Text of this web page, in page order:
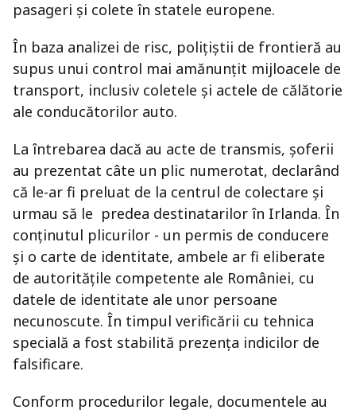
pasageri și colete în statele europene.
În baza analizei de risc, polițiștii de frontieră au
supus unui control mai amănunțit mijloacele de
transport, inclusiv coletele și actele de călătorie
ale conducătorilor auto.
La întrebarea dacă au acte de transmis, șoferii
au prezentat câte un plic numerotat, declarând
că le-ar fi preluat de la centrul de colectare și
urmau să le predea destinatarilor în Irlanda. În
conținutul plicurilor - un permis de conducere
și o carte de identitate, ambele ar fi eliberate
de autoritățile competente ale României, cu
datele de identitate ale unor persoane
necunoscute. În timpul verificării cu tehnica
specială a fost stabilită prezența indicilor de
falsificare.
Conform procedurilor legale, documentele au